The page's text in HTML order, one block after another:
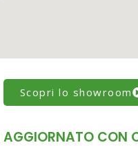
Scopri lo showroom
CON